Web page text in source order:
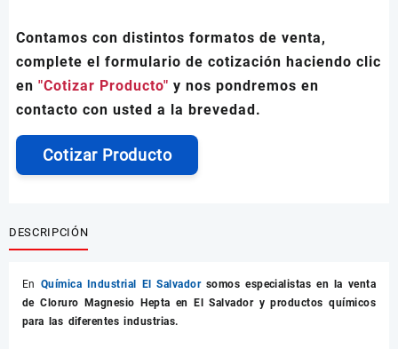
Contamos con distintos formatos de venta,
complete el formulario de cotización haciendo clic
en "Cotizar Producto" y nos pondremos en
contacto con usted a la brevedad.
Cotizar Producto
DESCRIPCIÓN
En Química Industrial El Salvador somos especialistas en la venta
deCloruro Magnesio Hepta en El Salvador y productos químicos
para las diferentes industrias.